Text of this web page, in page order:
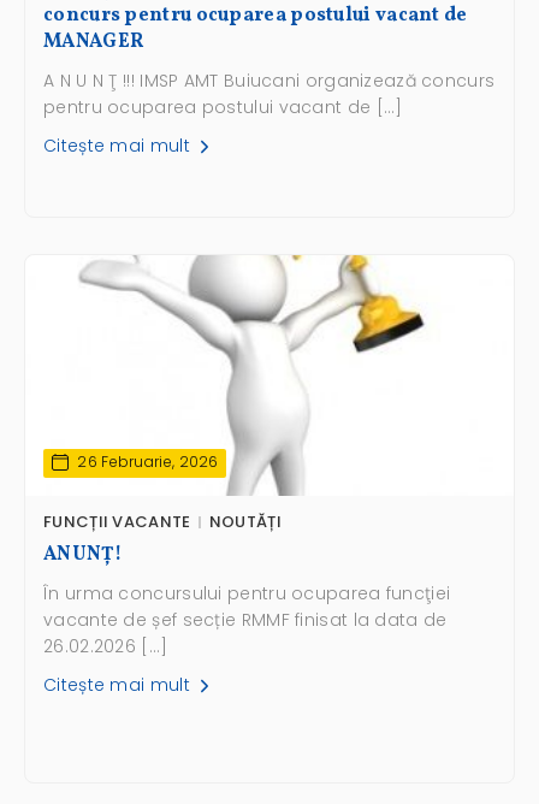
concurs pentru ocuparea postului vacant de
MANAGER
A N U N Ţ !!! IMSP AMT Buiucani organizează concurs
pentru ocuparea postului vacant de […]
Citește mai mult
26 Februarie, 2026
FUNCȚII VACANTE NOUTĂȚI
ANUNŢ!
În urma concursului pentru ocuparea funcţiei
vacante de șef secție RMMF finisat la data de
26.02.2026 […]
Citește mai mult